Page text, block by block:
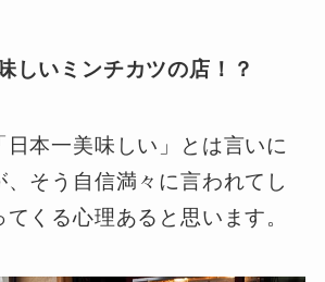
しいミンチカツの店！？
日本一美味しい」とは言いに
、そう自信満々に言われてし
くる心理あると思います。